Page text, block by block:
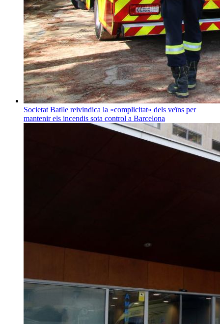
Societat Batlle reivindica la «complicitat» dels veïns per
mantenir els incendis sota control a Barcelona